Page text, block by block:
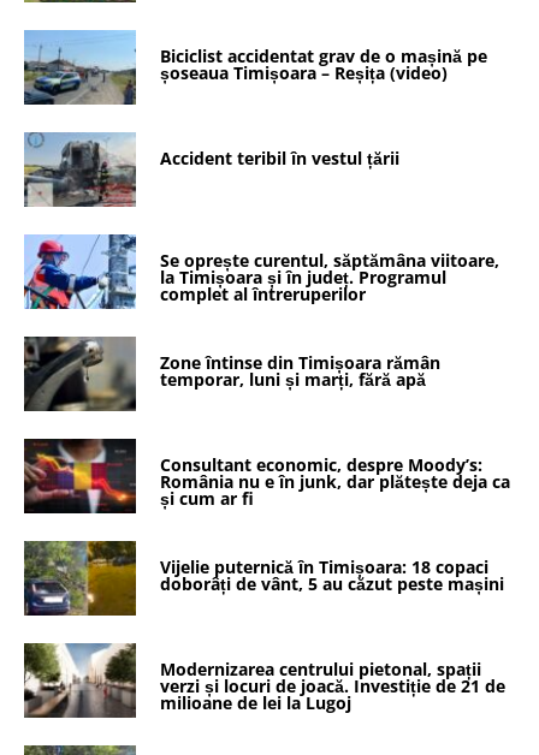
Biciclist accidentat grav de o mașină pe
șoseaua Timișoara – Reșița (video)
Accident teribil în vestul țării
Se oprește curentul, săptămâna viitoare,
la Timișoara și în județ. Programul
complet al întreruperilor
Zone întinse din Timișoara rămân
temporar, luni și marți, fără apă
Consultant economic, despre Moody’s:
România nu e în junk, dar plătește deja ca
și cum ar fi
Vijelie puternică în Timișoara: 18 copaci
doborâți de vânt, 5 au căzut peste mașini
Modernizarea centrului pietonal, spații
verzi și locuri de joacă. Investiție de 21 de
milioane de lei la Lugoj